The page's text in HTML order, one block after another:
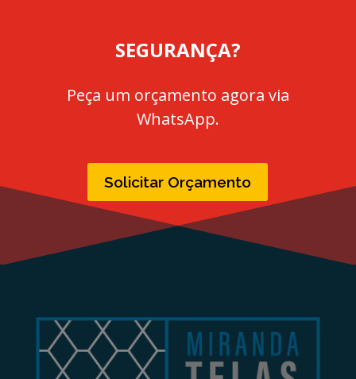
SEGURANÇA?
Peça um orçamento agora via
WhatsApp.
Solicitar Orçamento